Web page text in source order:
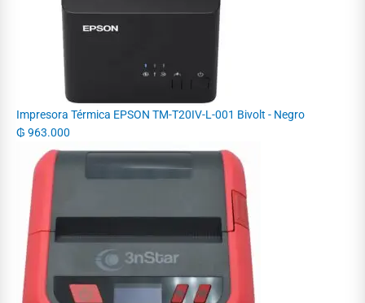
Impresora Térmica EPSON TM-T20IV-L-001 Bivolt - Negro
₲ 963.000